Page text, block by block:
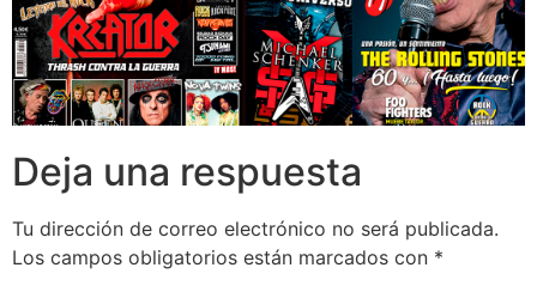
Deja una respuesta
Tu dirección de correo electrónico no será publicada.
Los campos obligatorios están marcados con *